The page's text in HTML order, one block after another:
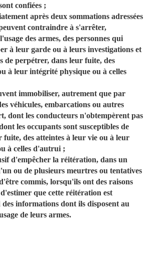
confiées ;
après deux sommations adressées
contraindre à s'arrêter,
des armes, des personnes qui
à leur garde ou à leurs investigations et
de perpétrer, dans leur fuite, des
à leur intégrité physique ou à celles
immobiliser, autrement que par
véhicules, embarcations ou autres
dont les conducteurs n'obtempèrent pas
les occupants sont susceptibles de
des atteintes à leur vie ou à leur
à celles d'autrui ;
d'empêcher la réitération, dans un
ou de plusieurs meurtres ou tentatives
commis, lorsqu'ils ont des raisons
que cette réitération est
informations dont ils disposent au
de leurs armes.